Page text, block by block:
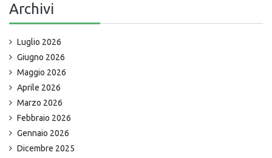
Archivi
Luglio 2026
Giugno 2026
Maggio 2026
Aprile 2026
Marzo 2026
Febbraio 2026
Gennaio 2026
Dicembre 2025